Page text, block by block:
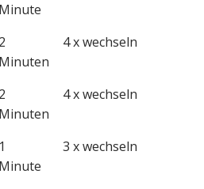
Minute
2
Minuten
4 x wechseln
2
Minuten
4 x wechseln
1
Minute
3 x wechseln